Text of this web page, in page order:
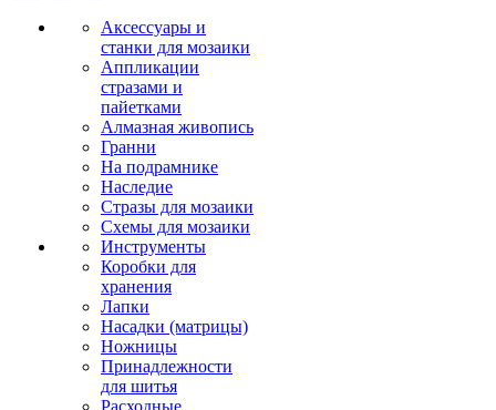
Аксессуары и
станки для мозаики
Аппликации
стразами и
пайетками
Алмазная живопись
Гранни
На подрамнике
Наследие
Стразы для мозаики
Схемы для мозаики
Инструменты
Коробки для
хранения
Лапки
Насадки (матрицы)
Ножницы
Принадлежности
для шитья
Расходные